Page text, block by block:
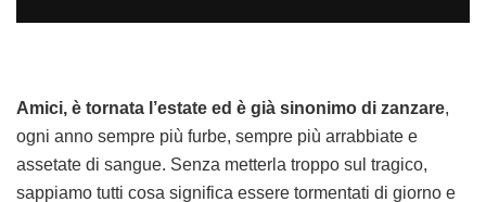
Amici, è tornata l’estate ed è già sinonimo di zanzare,
ogni anno sempre più furbe, sempre più arrabbiate e
assetate di sangue. Senza metterla troppo sul tragico,
sappiamo tutti cosa significa essere tormentati di giorno e